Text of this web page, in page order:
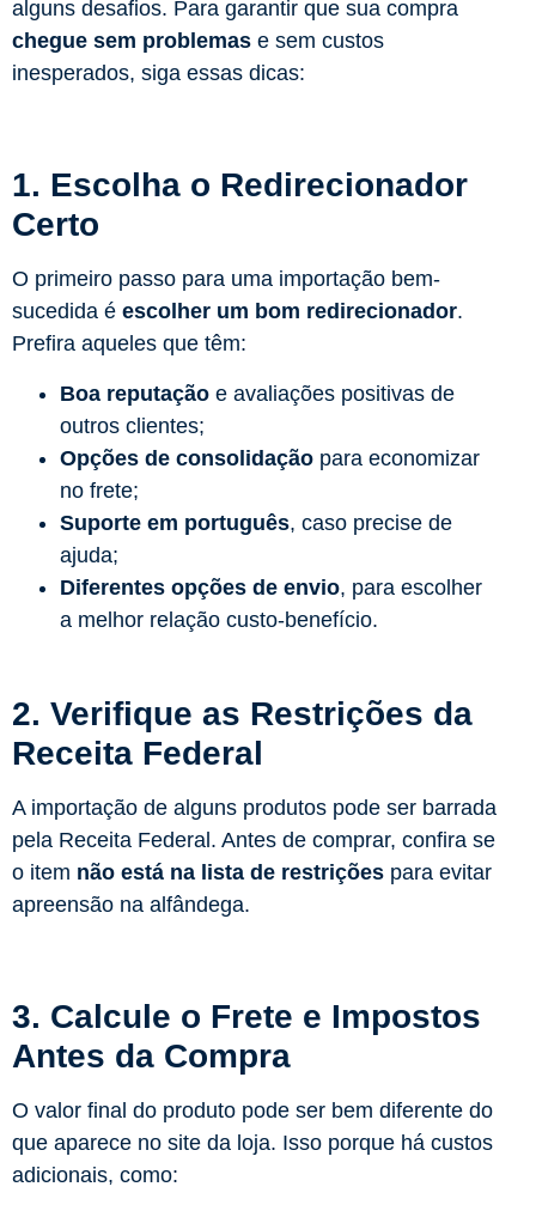
alguns desafios. Para garantir que sua compra
chegue sem problemas e sem custos
inesperados, siga essas dicas:
1. Escolha o Redirecionador
Certo
O primeiro passo para uma importação bem-
sucedida é escolher um bom redirecionador.
Prefira aqueles que têm:
Boa reputação e avaliações positivas de
outros clientes;
Opções de consolidação para economizar
no frete;
Suporte em português, caso precise de
ajuda;
Diferentes opções de envio, para escolher
a melhor relação custo-benefício.
2. Verifique as Restrições da
Receita Federal
A importação de alguns produtos pode ser barrada
pela Receita Federal. Antes de comprar, confira se
o item não está na lista de restrições para evitar
apreensão na alfândega.
3. Calcule o Frete e Impostos
Antes da Compra
O valor final do produto pode ser bem diferente do
que aparece no site da loja. Isso porque há custos
adicionais, como: